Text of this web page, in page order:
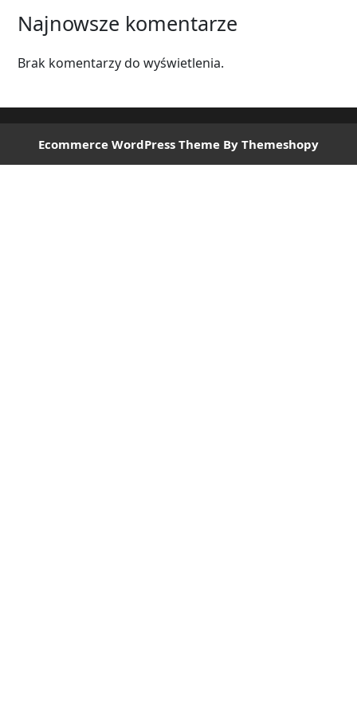
Najnowsze komentarze
Brak komentarzy do wyświetlenia.
Ecommerce WordPress Theme By Themeshopy